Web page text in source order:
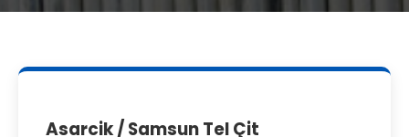
Asarcik / Samsun Tel Çit